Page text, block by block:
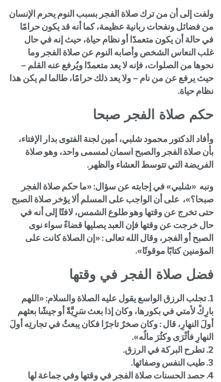
ولفت إلى أن من ترك صلاة الفجر بسبب النوم يحرم الإنسان
من فضائل ونفحات ربانية عظيمة، كما أنه قد يكون حرامًا
في حالة أن يكون متعمدًا أو نظام حياة، حيث إنه في حال
غلب النعاس الشخص وأصابه النوم عن صلاة الفجر وما
نحوها من الصلوات، فإنه لا يعد متعمدًا ويُرفع عنه القلم –
حيث يرفع عن من نام – ولا يعد ذلك حرامًا، طالما لم يكن هذا
نظام حياة.
حكم صلاة الفجر صبحا
وأفاد الدكتور محمود شلبي، أمين لجنة الفتوى بدار الإفتاء،
بأن صلاة الفجر والصبح اسمان لمسمى واحد، وهو صلاة
الفريضة التي تتوسط العشاء والظهر.
ونبه «شلبي» في إجابته عن سؤال: «ما حكم صلاة الفجر
صبحا؟»، على أن الواجب على المسلم ألا يؤخر صلاة الصبح
حتى تخرج عن وقتها وهو طلوع الشمس، لافتًا إلى أنه في
حال خرجت عن وقتها فإن العبد يصليها قضاءً سواء نوى
الصبح أو الفجر، وقال الله تعالى : «إن الصلاة كانت على
المؤمنين كتابًا موقوتًا».
فضل صلاة الفجر في وقتها
1. تجلب الرزق الواسع يقول عليه الصلاة والسلام: «اللهم
بارِكْ لأمتي في بكورها، وكان إذا بعث سَرِيَّةً أو جيشًا بعثهم
أولَ النهارِ، قال : وكان صخرٌ تاجرًا فكان يبعثُ في تجارتِه أولَ
النهارِ فأثْرَى وكثُرَ مالُه».
2. تطرح البركة في الرزق.
3. طيب النفس وصفائها.
4. حصد الحسنات صلاة الفجر في وقتها وفي جماعة لها